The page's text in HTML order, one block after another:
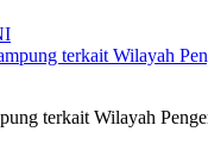
terkait Wilayah